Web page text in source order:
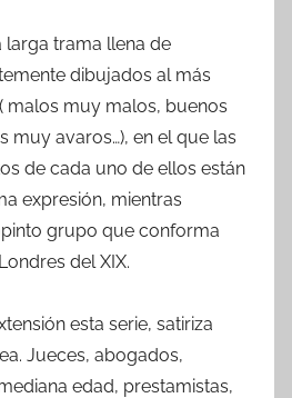
larga trama llena de
dibujados al más
malos muy malos, buenos
muy avaros…), en el que las
de cada uno de ellos están
expresión, mientras
grupo que conforma
del XIX.
esta serie, satiriza
Jueces, abogados,
edad, prestamistas,